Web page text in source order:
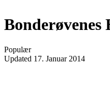
Populær
Updated 17. Januar 2014